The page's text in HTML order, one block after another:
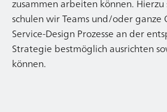
zusammen arbeiten können.
schulen wir Teams und/oder ganze
Service-Design Prozesse an der
Strategie bestmöglich ausrichten
können.